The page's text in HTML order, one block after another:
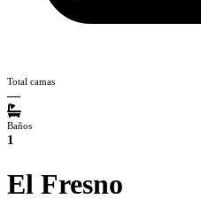
Total camas
—
Baños
1
El Fresno